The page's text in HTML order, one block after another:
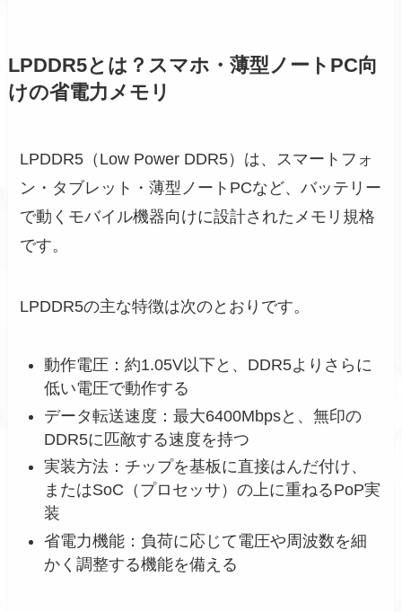
LPDDR5とは？スマホ・薄型ノートPC向
けの省電力メモリ
LPDDR5（Low Power DDR5）は、スマートフォ
ン・タブレット・薄型ノートPCなど、バッテリー
で動くモバイル機器向けに設計されたメモリ規格
です。
LPDDR5の主な特徴は次のとおりです。
動作電圧：約1.05V以下と、DDR5よりさらに
低い電圧で動作する
データ転送速度：最大6400Mbpsと、無印の
DDR5に匹敵する速度を持つ
実装方法：チップを基板に直接はんだ付け、
またはSoC（プロセッサ）の上に重ねるPoP実
装
省電力機能：負荷に応じて電圧や周波数を細
かく調整する機能を備える